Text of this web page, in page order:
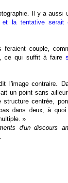
Il y a aussi
la tentative serait
feraient couple,
ce qui suffit à faire
l'image contraire.
un point sans
centrée,
dans deux, à
»
d'un discours